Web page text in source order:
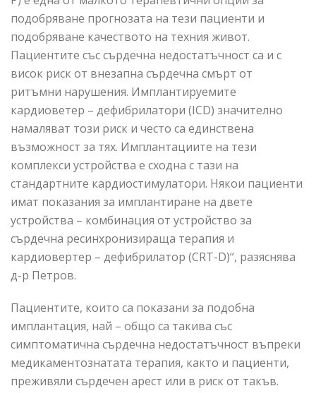
подобряване прогнозата на тези пациенти и
подобряване качеството на техния живот.
Пациентите със сърдечна недостатъчност са и с
висок риск от внезапна сърдечна смърт от
ритъмни нарушения. Имплантируемите
кардиоветер – дефибрилатори (ICD) значително
намаляват този риск и често са единствена
възможност за тях. Имплантациите на тези
комплекси устройства е сходна с тази на
стандартните кардиостимулатори. Някои пациенти
имат показания за имплантиране на двете
устройства – комбинация от устройство за
сърдечна ресинхронизираща терапия и
кардиовертер – дефибрилатор (CRT-D)“, разяснява
д-р Петров.
Пациентите, които са показани за подобна
имплантация, най – общо са такива със
симптоматична сърдечна недостатъчност въпреки
медикаментознатата терапия, както и пациенти,
преживяли сърдечен арест или в риск от такъв.